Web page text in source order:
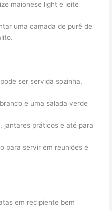
maionese light e leite
uma camada de purê de
ser servida sozinha,
e uma salada verde
jantares práticos e até para
para servir em reuniões e
em recipiente bem